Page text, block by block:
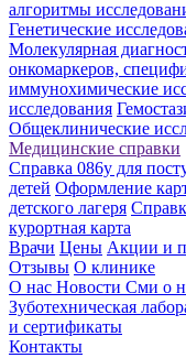
алгоритмы
Генетические
Молекулярная
онкомаркеров,
иммунохимические
исследования
Общеклинические
Медицинские справки
Справка 086у для
детей Оформление
детского лагеря
курортная карта
Врачи Цены Акции и
Отзывы О клинике
О нас Новости Сми о
Зуботехническая
и сертификаты
Контакты